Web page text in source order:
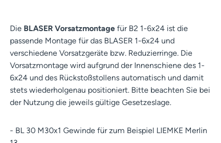
Die BLASER Vorsatzmontage für B2 1-6x24 ist die
passende Montage für das BLASER 1-6x24 und
verschiedene Vorsatzgeräte bzw. Reduzierringe. Die
Vorsatzmontage wird aufgrund der Innenschiene des 1-
6x24 und des Rückstoßstollens automatisch und damit
stets wiederholgenau positioniert. Bitte beachten Sie bei
der Nutzung die jeweils gültige Gesetzeslage.
- BL 30 M30x1 Gewinde für zum Beispiel LIEMKE Merlin